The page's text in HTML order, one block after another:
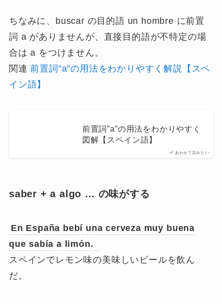
ちなみに、buscar の目的語 un hombre に前置
詞 a がありませんが、直接目的語が不特定の場
合は a をつけません。
関連 前置詞”a”の用法をわかりやすく解説【スペ
イン語】
あわせて読みたい
前置詞”a”の用法をわかりやすく
図解【スペイン語】
saber + a algo … の味がする
En España bebí una cerveza muy buena
quesabía a limón.
スペインでレモン味の美味しいビールを飲ん
だ。